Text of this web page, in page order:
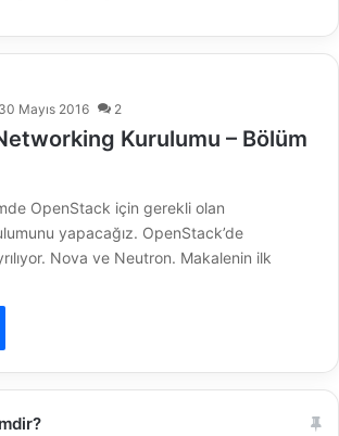
30 Mayıs 2016 2
Kurulumu – Bölüm
OpenStack için gerekli olan
yapacağız. OpenStack’de
Nova ve Neutron. Makalenin ilk